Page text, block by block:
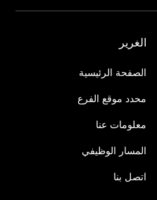
الغرير
الصفحة الرئيسية
محدد موقع الفرع
معلومات عنا
المسار الوظيفي
اتصل بنا